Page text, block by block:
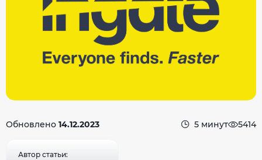
Обновлено 14.12.2023 5 минут 5414
Автор статьи: